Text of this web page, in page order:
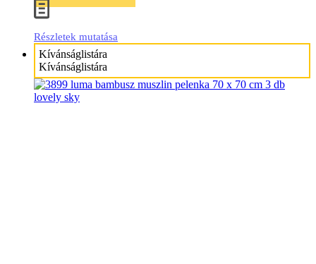
Részletek mutatása
Kívánságlistára
Kívánságlistára